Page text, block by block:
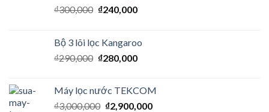
₫300,000 ₫240,000
Bộ 3 lõi lọc Kangaroo
₫290,000 ₫280,000
Máy lọc nước TEKCOM
₫3,000,000 ₫2,900,000